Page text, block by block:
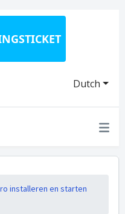
Dutch
installeren en starten